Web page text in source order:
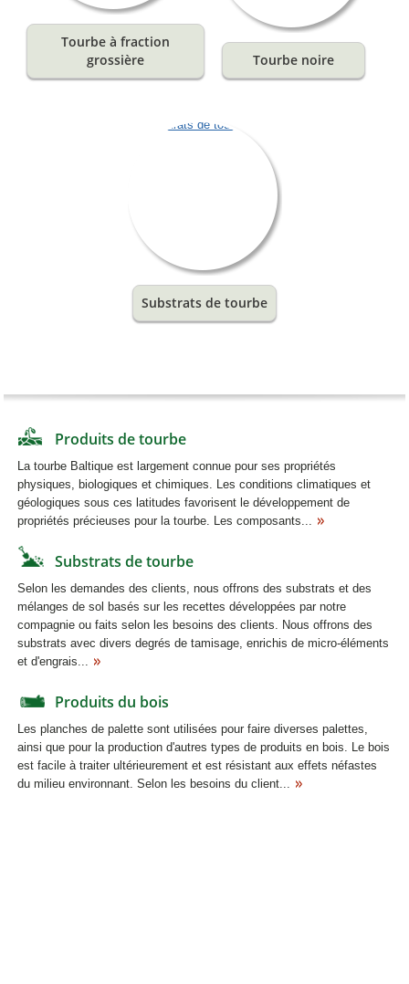
Tourbe à fraction
grossière
Tourbe noire
Substrats de tourbe
Produits de tourbe
La tourbe Baltique est largement connue pour ses propriétés
physiques, biologiques et chimiques. Les conditions climatiques et
géologiques sous ces latitudes favorisent le développement de
propriétés précieuses pour la tourbe. Les composants...
Substrats de tourbe
Selon les demandes des clients, nous offrons des substrats et des
mélanges de sol basés sur les recettes développées par notre
compagnie ou faits selon les besoins des clients. Nous offrons des
substrats avec divers degrés de tamisage, enrichis de micro-éléments
et d'engrais...
Produits du bois
Les planches de palette sont utilisées pour faire diverses palettes,
ainsi que pour la production d'autres types de produits en bois. Le bois
est facile à traiter ultérieurement et est résistant aux effets néfastes
du milieu environnant. Selon les besoins du client...